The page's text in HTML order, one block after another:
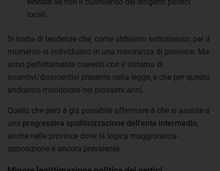
locali.
Si tratta di tendenze che, come abbiamo sottolineato, per il
momento si individuano in una minoranza di province. Ma
sono perfettamente coerenti con il sistema di
incentivi/disincentivi presente nella legge, e che per questo
andranno monitorate nei prossimi anni.
Quello che però è già possibile affermare è che si assiste a
una progressiva spoliticizzazione dell'ente intermedio,
anche nelle province dove la logica maggioranza-
opposizione è ancora prevalente.